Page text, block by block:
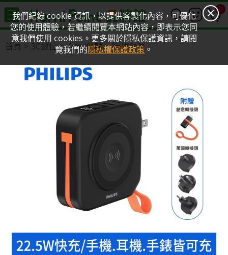
我們紀錄 cookie 資訊，以提供客製化內容，可優化
您的使用體驗，若繼續閱覽本網站內容，即表示您同
意我們使用 cookies。更多關於隱私保護資訊，請閱
覽我們的隱私權保護政策 。
0
首頁 3C數位 充電/傳輸 行動電源